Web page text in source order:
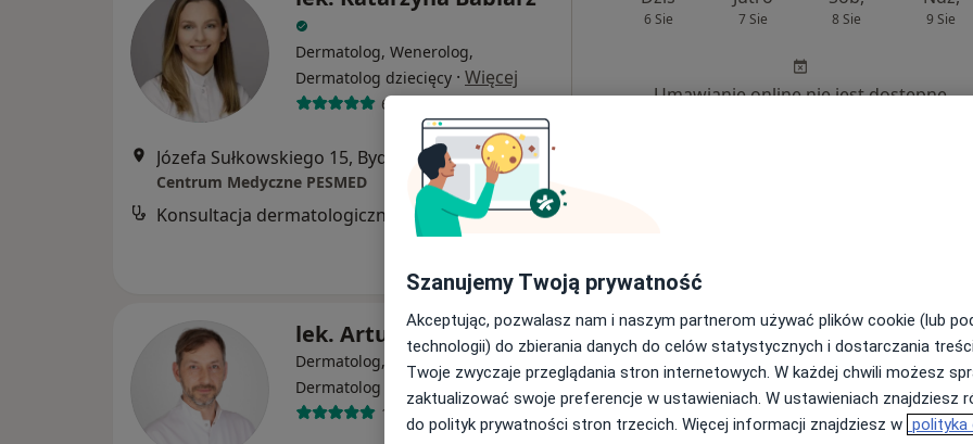
Dermatolog, Wenerolog,
Dermatolog dziecięcy · Więcej
64 opinie
Józefa Sułkowskiego 15, Bydgoszcz •Mapa
Centrum Medyczne PESMED
Konsultacja dermatologiczna 280 zł
6 Sie 7 Sie 8 Sie 9 Sie
Umawianie online nie jest dostępne
lek. Artur Czaplewski
Dermatolog, Wenerolog,
Dermatolog dziecięcy
· Więcej
1120 opinii
Dziś
6 Sie
Jutro
7 Sie
Sob,
8 Sie
Ndz,
9 Sie
Umawianie online nie jest dostępne
Szanujemy Twoją prywatność
Akceptując, pozwalasz nam i naszym partnerom używać plików cookie (lub
technologii) do zbierania danych do celów statystycznych i dostarczania
Twoje zwyczaje przeglądania stron internetowych. W każdej chwili możesz
zaktualizować swoje preferencje w ustawieniach. W ustawieniach znajdziesz
do polityk prywatności stron trzecich. Więcej informacji znajdziesz w polityka